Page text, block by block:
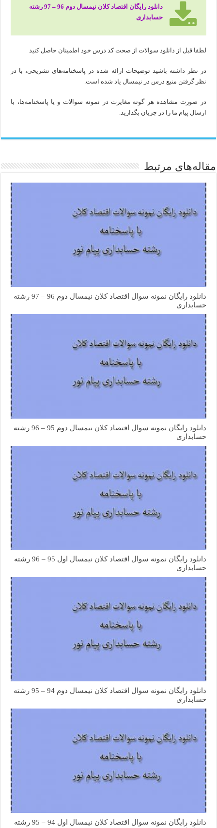
دانلود رایگان اقتصاد کلان نیمسال دوم 96 – 97 رشته
حسابداری
لطفا قبل از دانلود سوالات از صحت کد درس خود اطمینان حاصل کنید
در نظر داشته باشید توضیحات ارائه شده در پاسخنامه‌های تشریحی، با در
نظر گرفتن منبع درس در نیمسال یاد شده است.
در صورت مشاهده هر گونه مغایرت در نمونه سوالات و یا پاسخنامه‌ها، با
ارسال پیام ما را در جریان بگذارید.
مقاله‌های مرتبط
دانلود رایگان نمونه سوال اقتصاد کلان نیمسال دوم 96 – 97 رشته
حسابداری
دانلود رایگان نمونه سوال اقتصاد کلان نیمسال دوم 95 – 96 رشته
حسابداری
دانلود رایگان نمونه سوال اقتصاد کلان نیمسال اول 95 – 96 رشته
حسابداری
دانلود رایگان نمونه سوال اقتصاد کلان نیمسال دوم 94 – 95 رشته
حسابداری
دانلود رایگان نمونه سوال اقتصاد کلان نیمسال اول 94 – 95 رشته